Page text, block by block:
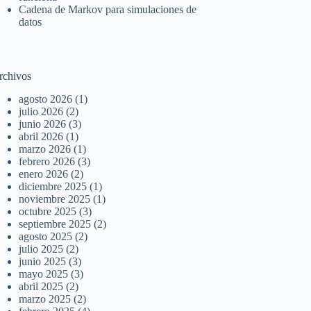
Cadena de Markov para simulaciones de
datos
agosto 2026 (1)
julio 2026 (2)
junio 2026 (3)
abril 2026 (1)
marzo 2026 (1)
febrero 2026 (3)
enero 2026 (2)
diciembre 2025 (1)
noviembre 2025 (1)
octubre 2025 (3)
septiembre 2025 (2)
agosto 2025 (2)
julio 2025 (2)
junio 2025 (3)
mayo 2025 (3)
abril 2025 (2)
marzo 2025 (2)